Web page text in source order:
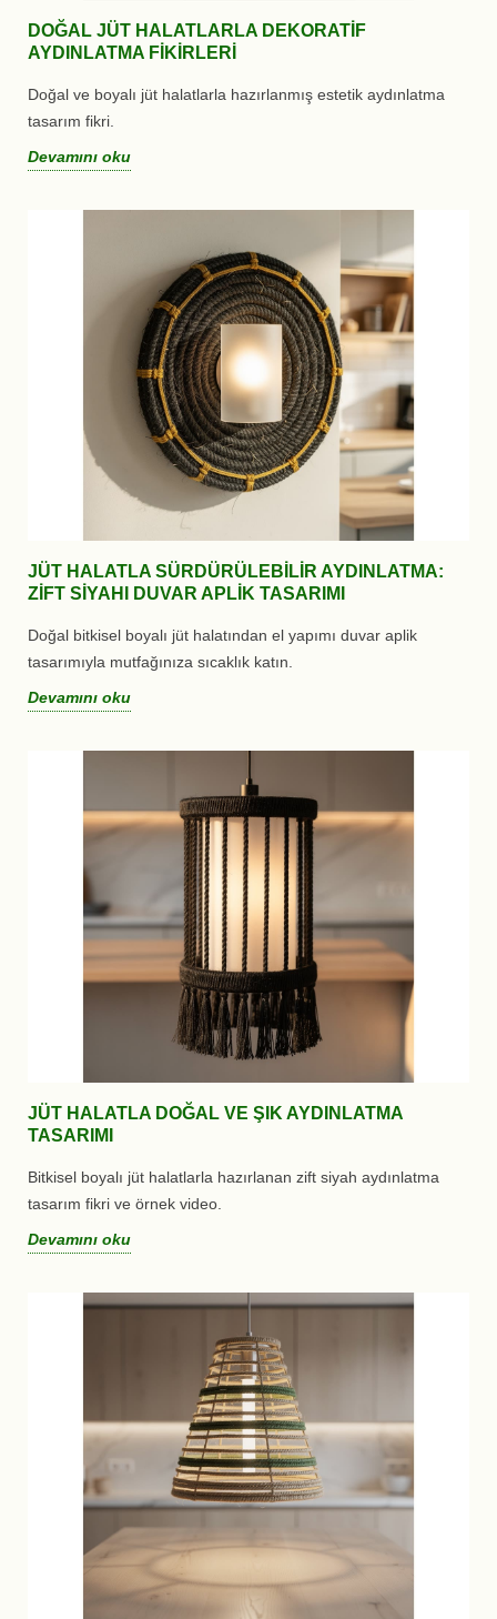
DOĞAL JÜT HALATLARLA DEKORATIF
AYDINLATMA FIKIRLERI
Doğal ve boyalı jüt halatlarla hazırlanmış estetik aydınlatma
tasarım fikri.
Devamını oku
JÜT HALATLA SÜRDÜRÜLEBILIR AYDINLATMA:
ZIFT SIYAHI DUVAR APLIK TASARIMI
Doğal bitkisel boyalı jüt halatından el yapımı duvar aplik
tasarımıyla mutfağınıza sıcaklık katın.
Devamını oku
JÜT HALATLA DOĞAL VE ŞIK AYDINLATMA
TASARIMI
Bitkisel boyalı jüt halatlarla hazırlanan zift siyah aydınlatma
tasarım fikri ve örnek video.
Devamını oku